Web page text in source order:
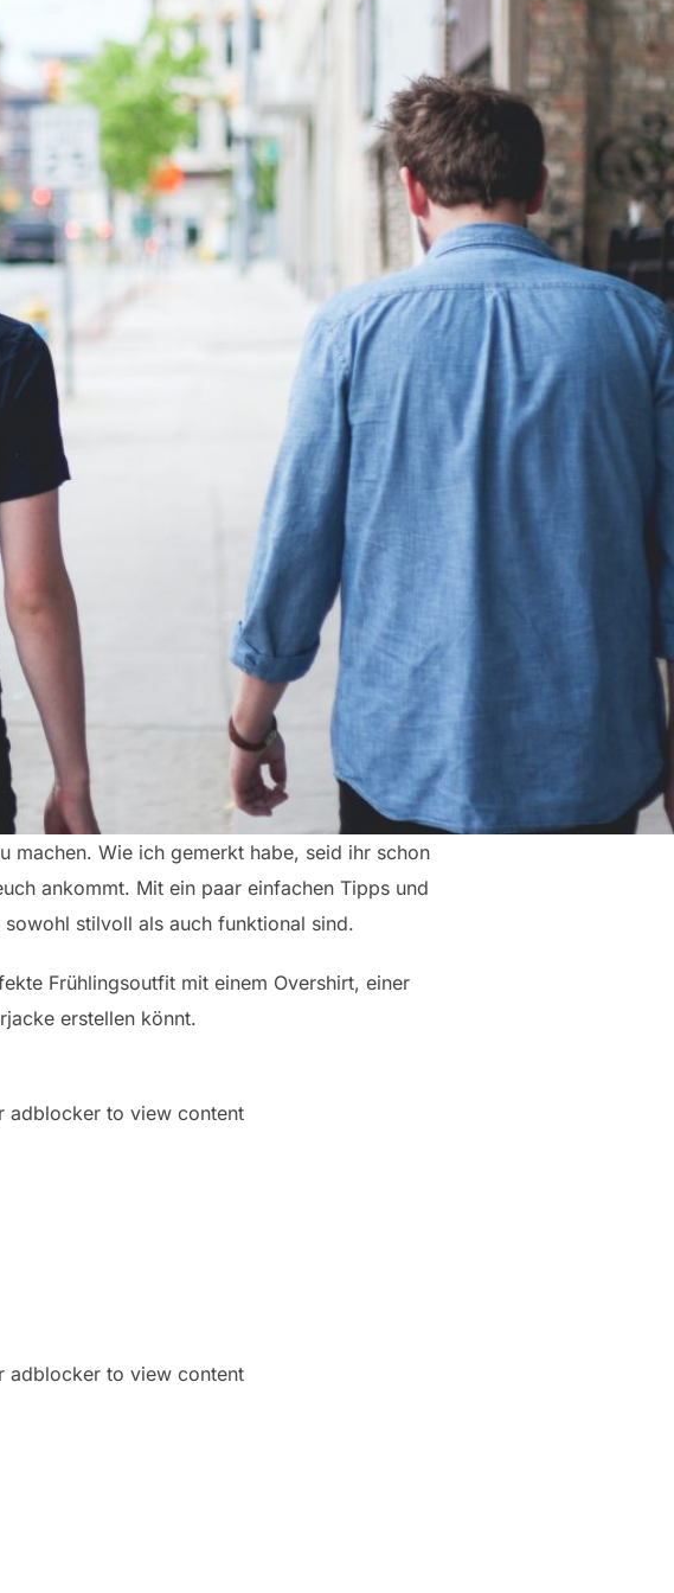
machen. Wie ich gemerkt habe, seid ihr schon
ankommt. Mit ein paar einfachen Tipps und
stilvoll als auch funktional sind.
Frühlingsoutfit mit einem Overshirt, einer
erstellen könnt.
adblocker to view content
adblocker to view content